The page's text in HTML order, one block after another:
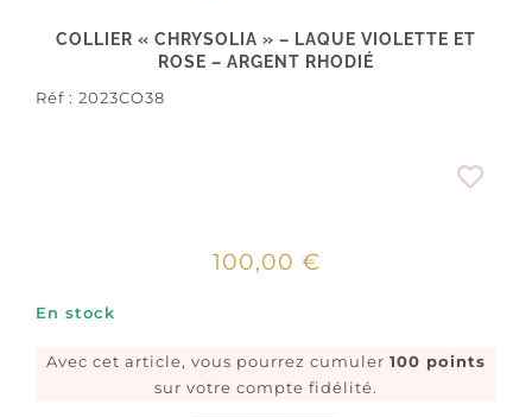
COLLIER « CHRYSOLIA » – LAQUE VIOLETTE ET
ROSE – ARGENT RHODIÉ
Réf : 2023CO38
100,00 €
En stock
Avec cet article, vous pourrez cumuler 100 points
sur votre compte fidélité.